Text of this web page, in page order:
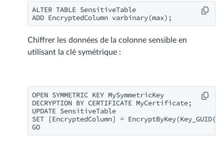
ALTER TABLE SensitiveTable
ADD EncryptedColumn varbinary(max);
Chiffrer les données de la colonne sensible en
utilisant la clé symétrique :
OPEN SYMMETRIC KEY MySymmetricKey
DECRYPTION BY CERTIFICATE MyCertificate;
UPDATE SensitiveTable
SET [EncryptedColumn] =
GO